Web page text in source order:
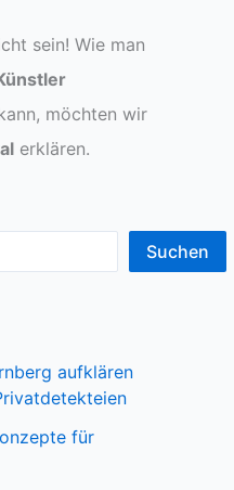
sein! Wie man
möchten wir
erklären.
Suchen
aufklären
für